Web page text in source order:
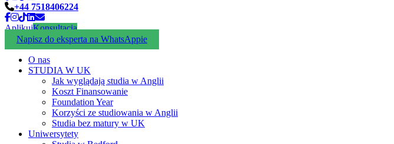
+44 7518406224
AplikujKonsultacja
Napisz do eksperta na WhatsAppie
O nas
STUDIA W UK
Jak wyglądają studia w Anglii
Koszt Finansowanie
Foundation Year
Korzyści ze studiowania w Anglii
Studia bez matury w UK
Uniwersytety